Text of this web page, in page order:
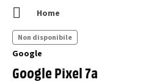
Home
Google
Google Pixel 7a
Non disponibile